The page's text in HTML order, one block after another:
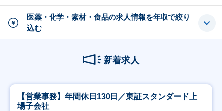
医薬・化学・素材・食品の求人情報を年収で絞り
込む
新着求人
【営業事務】年間休日130日／東証スタンダード上
場子会社